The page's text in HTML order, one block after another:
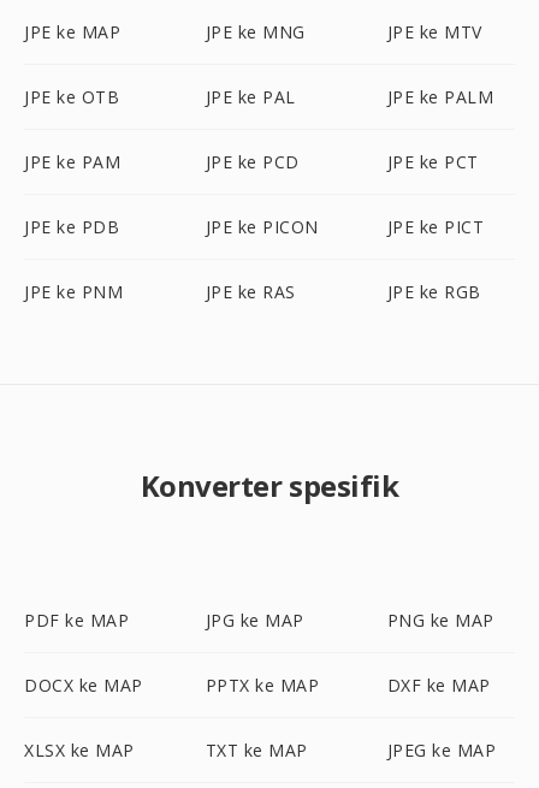
JPE ke MAP JPE ke MNG JPE ke MTV
JPE ke OTB JPE ke PAL JPE ke PALM
JPE ke PAM JPE ke PCD JPE ke PCT
JPE ke PDB JPE ke PICON JPE ke PICT
JPE ke PNM JPE ke RAS JPE ke RGB
Konverter spesifik
PDF ke MAP JPG ke MAP PNG ke MAP
DOCX ke MAP PPTX ke MAP DXF ke MAP
XLSX ke MAP TXT ke MAP JPEG ke MAP